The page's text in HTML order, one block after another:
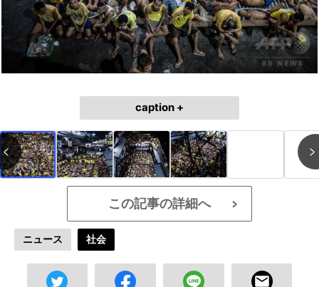
caption +
この記事の詳細へ >
ニュース 社会